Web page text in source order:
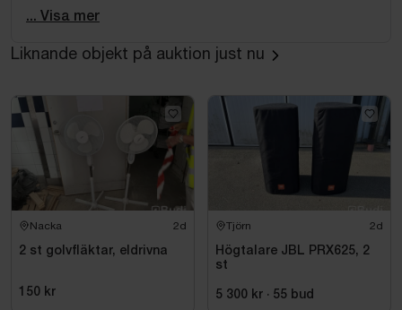
CMY-färgblandning + färghjul
Pan/Tilt-rörelse
DMX in/ut
Inklusive case och clamps
För mer info om drifttimmar eller liknande, kontakta
ansvarig mäklare på Budi.
... Visa mer
Liknande objekt på auktion just nu
Nacka 2d
2 st golvfläktar, eldrivna
150 kr
Tjörn 2d
Högtalare JBL PRX625, 2
st
5 300 kr · 55 bud